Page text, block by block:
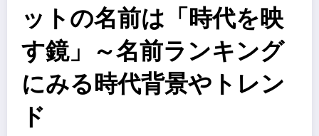
ットの名前は「時代を映
す鏡」～名前ランキング
にみる時代背景やトレン
ド